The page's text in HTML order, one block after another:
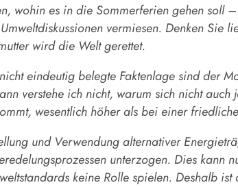
wohin es in die Sommerferien gehen soll
vermiesen. Denken
wird die Welt gerettet.
eindeutig belegte Faktenlage sind der
verstehe ich nicht, warum sich nicht
wesentlich höher als bei einer
und Verwendung alternativer
unterzogen. Dies kann
keine Rolle spielen. Deshalb